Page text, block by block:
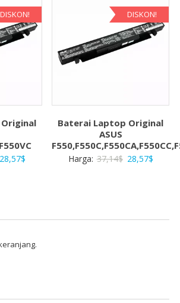
28,57$.
28,57$.
DISKON!
Harga
28,57$
28,57$.
DISKON!
Baterai Laptop Original
ASUS
Harga: 37,14$ Harga
28,57$Harga
28,57$.